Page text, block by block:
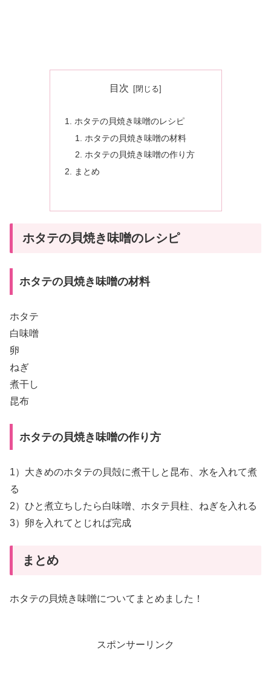
目次
ホタテの貝焼き味噌のレシピ
ホタテの貝焼き味噌の材料
ホタテの貝焼き味噌の作り方
まとめ
ホタテの貝焼き味噌のレシピ
ホタテの貝焼き味噌の材料
ホタテ
白味噌
卵
ねぎ
煮干し
昆布
ホタテの貝焼き味噌の作り方
1）大きめのホタテの貝殻に煮干しと昆布、水を入れて煮
る
2）ひと煮立ちしたら白味噌、ホタテ貝柱、ねぎを入れる
3）卵を入れてとじれば完成
まとめ
ホタテの貝焼き味噌についてまとめました！
スポンサーリンク